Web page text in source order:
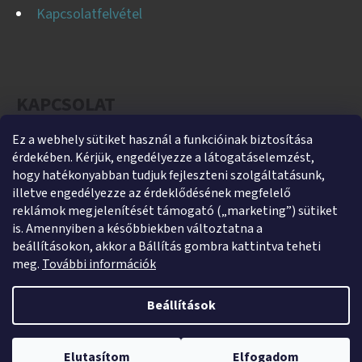
Ez a webhely sütiket használ a funkcióinak biztosítása
érdekében. Kérjük, engedélyezze a látogatáselemzést,
hogy hatékonyabban tudjuk fejleszteni szolgáltatásunk,
illetve engedélyezze az érdeklődésének megfelelő
reklámok megjelenítését támogató („marketing”) sütiket
is. Amennyiben a későbbiekben változtatna a
beállításokon, akkor a Bállítás gombra kattintva teheti
meg. További információk
Beállítások
Elutasítom Elfogadom
Webshopunk jelenleg zárva tart. Rendelés leadása lehetséges,
kizárólag utánvétes fizetéssel. A megrendeléseket 2026. január 5–9.
Kapcsolatfelvétel
helti@helti.hu
+3679450894
+36305454854
https://www.facebook.com/heltikft
helti_kft
Shoptet készítette
Copyright 2026HeltiShop. Minden jog fenntartva.Süti